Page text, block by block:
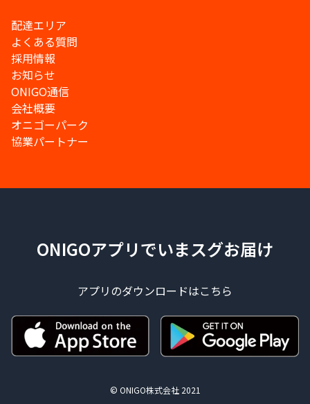
配達エリア
よくある質問
採用情報
お知らせ
ONIGO通信
会社概要
オニゴーパーク
協業パートナー
ONIGOアプリでいまスグお届け
アプリのダウンロードはこちら
© ONIGO株式会社 2021